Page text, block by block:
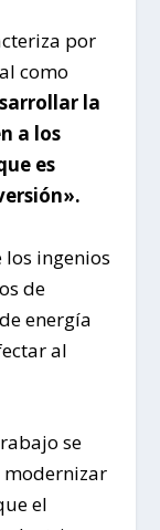
por
como
la
a los
es
los ingenios
de
energía
al
se
modernizar
el